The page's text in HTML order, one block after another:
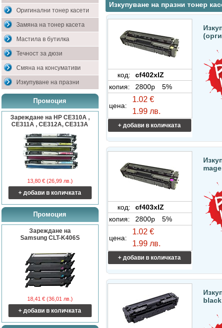
Оригинални тонер касети
Замяна на тонер касета
Мастила в бутилка
Течност за дюзи
Смяна на консумативи
Изкупуване на празни
Промоция
Зареждане на HP CE310A ,
CE311A , CE312A, CE313A
13,80 € (26,99 лв.)
+ добави в количката
Промоция
Зареждане на
Samsung CLT-K406S
18,41 € (36,01 лв.)
+ добави в количката
Изкупуване на празни тонер
код:
cf402xIZ
копия:
2800p 5%
цена:
1.02 €
1.99 лв.
+ добави в количката
код:
cf403xIZ
копия:
2800p 5%
цена:
1.02 €
1.99 лв.
+ добави в количката